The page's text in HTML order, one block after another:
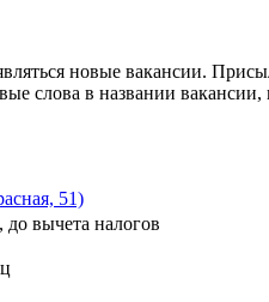
новые вакансии.
слова в названии
51)
до вычета налогов